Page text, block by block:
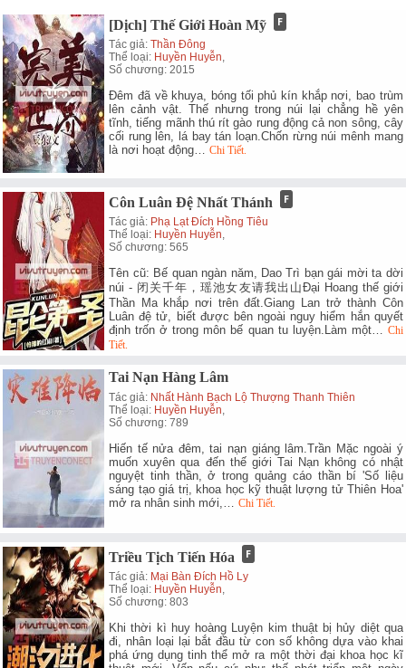
[Dịch] Thế Giới Hoàn Mỹ
Tác giả:Thần Đông
Thể loại: Huyền Huyễn,
Số chương: 2015
Đêm đã về khuya, bóng tối phủ kín khắp nơi, bao trùm
lên cảnh vật. Thế nhưng trong núi lại chẳng hề yên
tĩnh, tiếng mãnh thú rít gào rung động cả non sông, cây
cối rung lên, lá bay tán loạn.Chốn rừng núi mênh mang
là nơi hoạt động…Chi Tiết.
Côn Luân Đệ Nhất Thánh
Tác giả: Phạ Lạt Đích Hồng Tiêu
Thể loại: Huyền Huyễn,
Số chương: 565
Tên cũ: Bế quan ngàn năm, Dao Trì bạn gái mời ta dời
núi - 闭关千年，瑶池女友请我出山Đại Hoang thế giới
Thần Ma khắp nơi trên đất.Giang Lan trở thành Côn
Luân đệ tử, biết được bên ngoài nguy hiểm hắn quyết
định trốn ở trong môn bế quan tu luyện.Làm một… Chi
Tiết.
Tai Nạn Hàng Lâm
Tác giả: Nhất Hành Bạch Lộ Thượng Thanh Thiên
Thể loại: Huyền Huyễn
Số chương: 789
Hiến tế nửa đêm, tai nạn giáng lâm.Trần Mặc ngoài ý
muốn xuyên qua đến thế giới Tai Nạn không có nhật
nguyệt tinh thần, ở trong quảng cáo thần bí 'Số liệu
sáng tạo giá trị, khoa học kỹ thuật lượng tử Thiên Hoa'
mở ra nhân sinh mới,…Chi Tiết.
Triều Tịch Tiến Hóa
Tác giả: Mại Bàn Đích Hồ Ly
Thể loại: Huyền Huyễn,
Số chương: 803
Khi thời kì huy hoàng Luyện kim thuật bị hủy diệt qua
đi, nhân loại lại bắt đầu từ con số không dựa vào khai
phá ứng dụng tinh thể mở ra một thời đại khoa học kĩ